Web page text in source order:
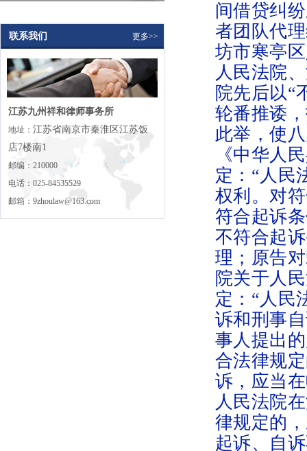
联系我们 更多>>
江苏九州祥和律师事务所
地址： 江苏省南京市秦淮区江苏饭
店7楼南1
邮编：210000
电话：025-84535529
邮箱：9zhoulaw@163.com
间借贷纠
者团队代
坊市寒亭
人民法院
院先后以“
轮番推诿
此举，使
《中华人
定：“人民
权利。对
符合起诉
不符合起
理；原告
院关于人
定：“人民
诉和刑事
事人提出
合法律规
诉，应当
人民法院
律规定的
起诉、自